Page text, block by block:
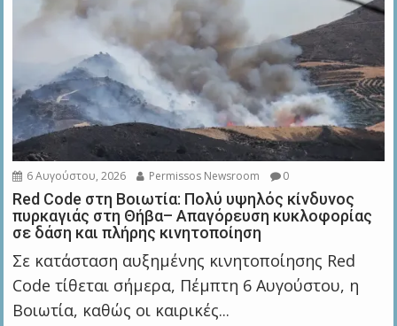
6 Αυγούστου, 2026 Permissos Newsroom 0
Red Code στη Βοιωτία: Πολύ υψηλός κίνδυνος
πυρκαγιάς στη Θήβα– Απαγόρευση κυκλοφορίας
σε δάση και πλήρης κινητοποίηση
Σε κατάσταση αυξημένης κινητοποίησης Red
Code τίθεται σήμερα, Πέμπτη 6 Αυγούστου, η
Βοιωτία, καθώς οι καιρικές...